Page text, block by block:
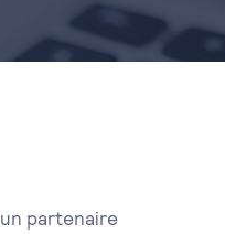
partenaire